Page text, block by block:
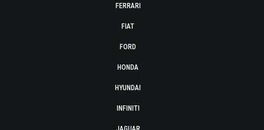
FERRARI
FIAT
FORD
HONDA
HYUNDAI
INFINITI